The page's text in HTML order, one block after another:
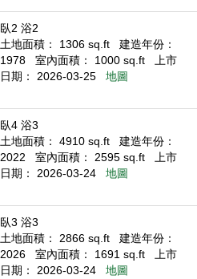
臥2 浴2
土地面積： 1306 sq.ft
建造年份：
1978
室內面積： 1000 sq.ft
上市
日期： 2026-03-25
地圖
臥4 浴3
土地面積： 4910 sq.ft
建造年份：
2022
室內面積： 2595 sq.ft
上市
日期： 2026-03-24
地圖
臥3 浴3
土地面積： 2866 sq.ft
建造年份：
2026
室內面積： 1691 sq.ft
上市
日期： 2026-03-24
地圖